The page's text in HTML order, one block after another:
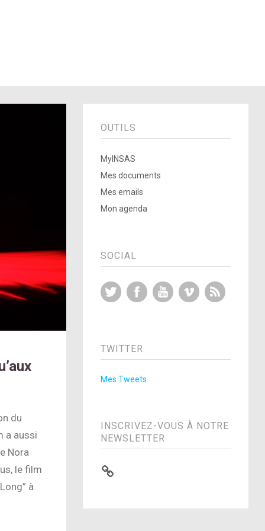
du
a aussi
Nora
le film
à
OUTILS
MyINSAS
Mes documents
Mes emails
Mon agenda
SOCIAL
Twitter FacebookYouTubeVimeo
TWITTER
Mes Tweets
INSCRIVEZ-VOUS À NOTRE
NEWSLETTER